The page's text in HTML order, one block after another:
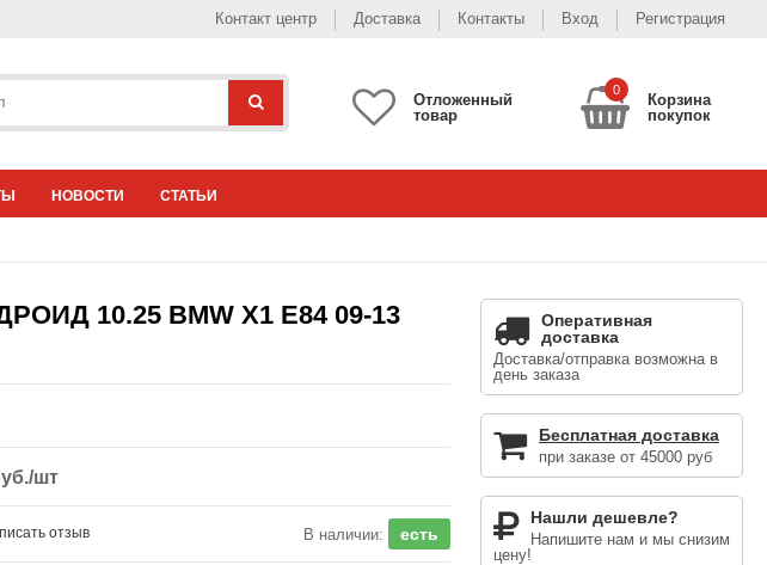
Контакт центр Доставка Контакты Вход Регистрация
Отложенный
товар
0
Корзина
покупок
НОВОСТИ СТАТЬИ
10.25 BMW X1 E84 09-13
/шт
отзыв В наличии: есть
Оперативная
доставка
Доставка/отправка возможна в
день заказа
Бесплатная доставка
при заказе от 45000 руб
Нашли дешевле?
Напишите нам и мы снизим
цену!